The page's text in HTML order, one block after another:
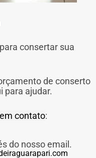
consertar sua
de conserto
para ajudar.
contato:
do nosso email.